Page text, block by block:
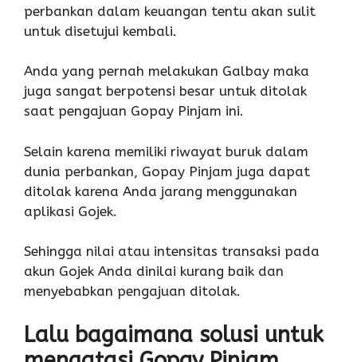
perbankan dalam keuangan tentu akan sulit
untuk disetujui kembali.
Anda yang pernah melakukan Galbay maka
juga sangat berpotensi besar untuk ditolak
saat pengajuan Gopay Pinjam ini.
Selain karena memiliki riwayat buruk dalam
dunia perbankan, Gopay Pinjam juga dapat
ditolak karena Anda jarang menggunakan
aplikasi Gojek.
Sehingga nilai atau intensitas transaksi pada
akun Gojek Anda dinilai kurang baik dan
menyebabkan pengajuan ditolak.
Lalu bagaimana solusi untuk